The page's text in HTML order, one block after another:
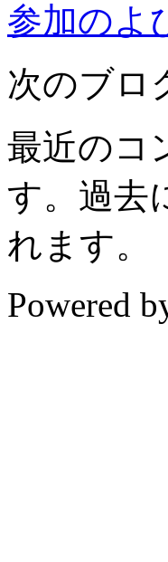
参加のよ
次のブロ
最近のコ
す。過去
れます。
Powered